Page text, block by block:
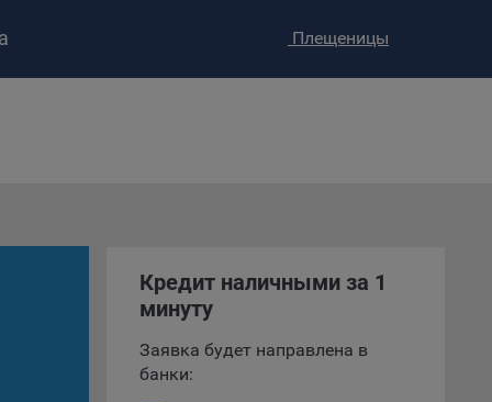
и
–
Плещеницы
Кредит наличными за 1
минуту
Заявка будет направлена в
банки: